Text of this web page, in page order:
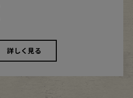
詳しく見る